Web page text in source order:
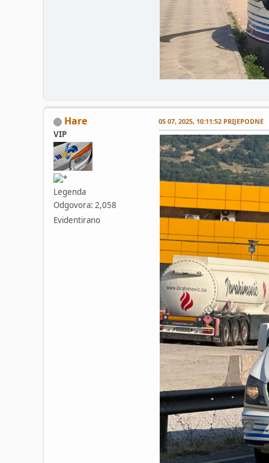
Hare
VIP
Legenda
Odgovora: 2,058
Evidentirano
05 07, 2025, 10:11:52 PRIJEPODNE